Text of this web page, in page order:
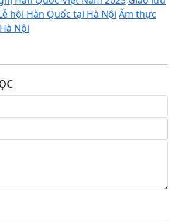
hội Hàn Quốc tại Hà Nội Ẩm thực
Nội